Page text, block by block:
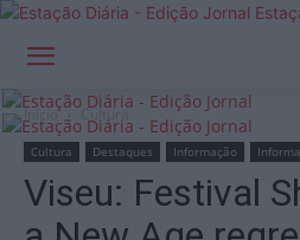
Início Cultura
Cultura Destaques Informação
Viseu: Festival